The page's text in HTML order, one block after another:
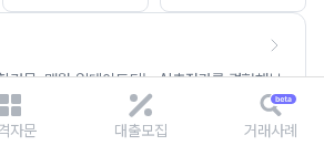
건물, 매월 업데이트되는 AI추정가를 경험해보
자문 대출모집 거래사례